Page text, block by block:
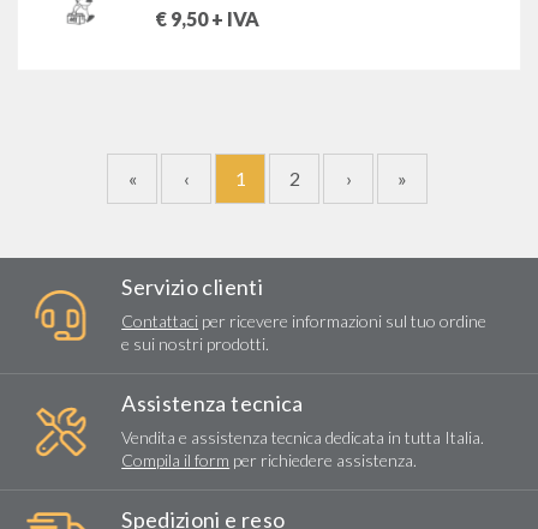
€ 9,50+ IVA
« ‹ 1 2 › »
Servizio clienti
Contattaci per ricevere informazioni sul tuo ordine
e sui nostri prodotti.
Assistenza tecnica
Vendita e assistenza tecnica dedicata in tutta Italia.
Compila il form per richiedere assistenza.
Spedizioni e reso